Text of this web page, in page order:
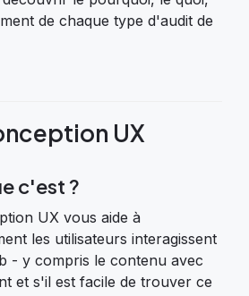
de chaque type d'audit de
UX
c'est ?
UX vous aide à
les utilisateurs interagissent
- y compris le contenu avec
et s'il est facile de trouver ce